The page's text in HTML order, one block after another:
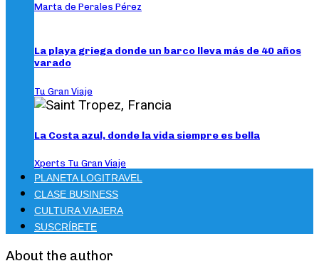
Marta de Perales Pérez
La playa griega donde un barco lleva más de 40 años
varado
Tu Gran Viaje
La Costa azul, donde la vida siempre es bella
Xperts Tu Gran Viaje
PLANETA LOGITRAVEL
CLASE BUSINESS
CULTURA VIAJERA
SUSCRÍBETE
About the author